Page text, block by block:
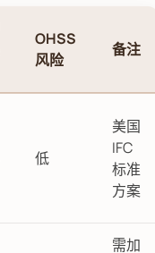
OHSS
风险
备注
低
美国
IFC
标准
方案
需加